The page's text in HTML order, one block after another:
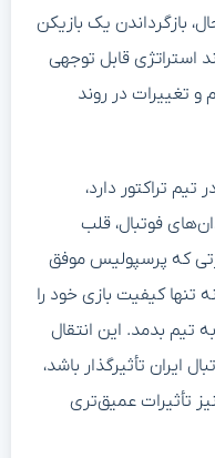
بازگرداندن یک بازیکن
استراتژی قابل توجهی
و تغییرات در روند
تراکتور دارد،
فوتبال، قلب
که پرسپولیس موفق
تنها کیفیت بازی خود را
تیم بدمد. این انتقال
ایران تأثیرگذار باشد،
تأثیرات عمیق‌تری